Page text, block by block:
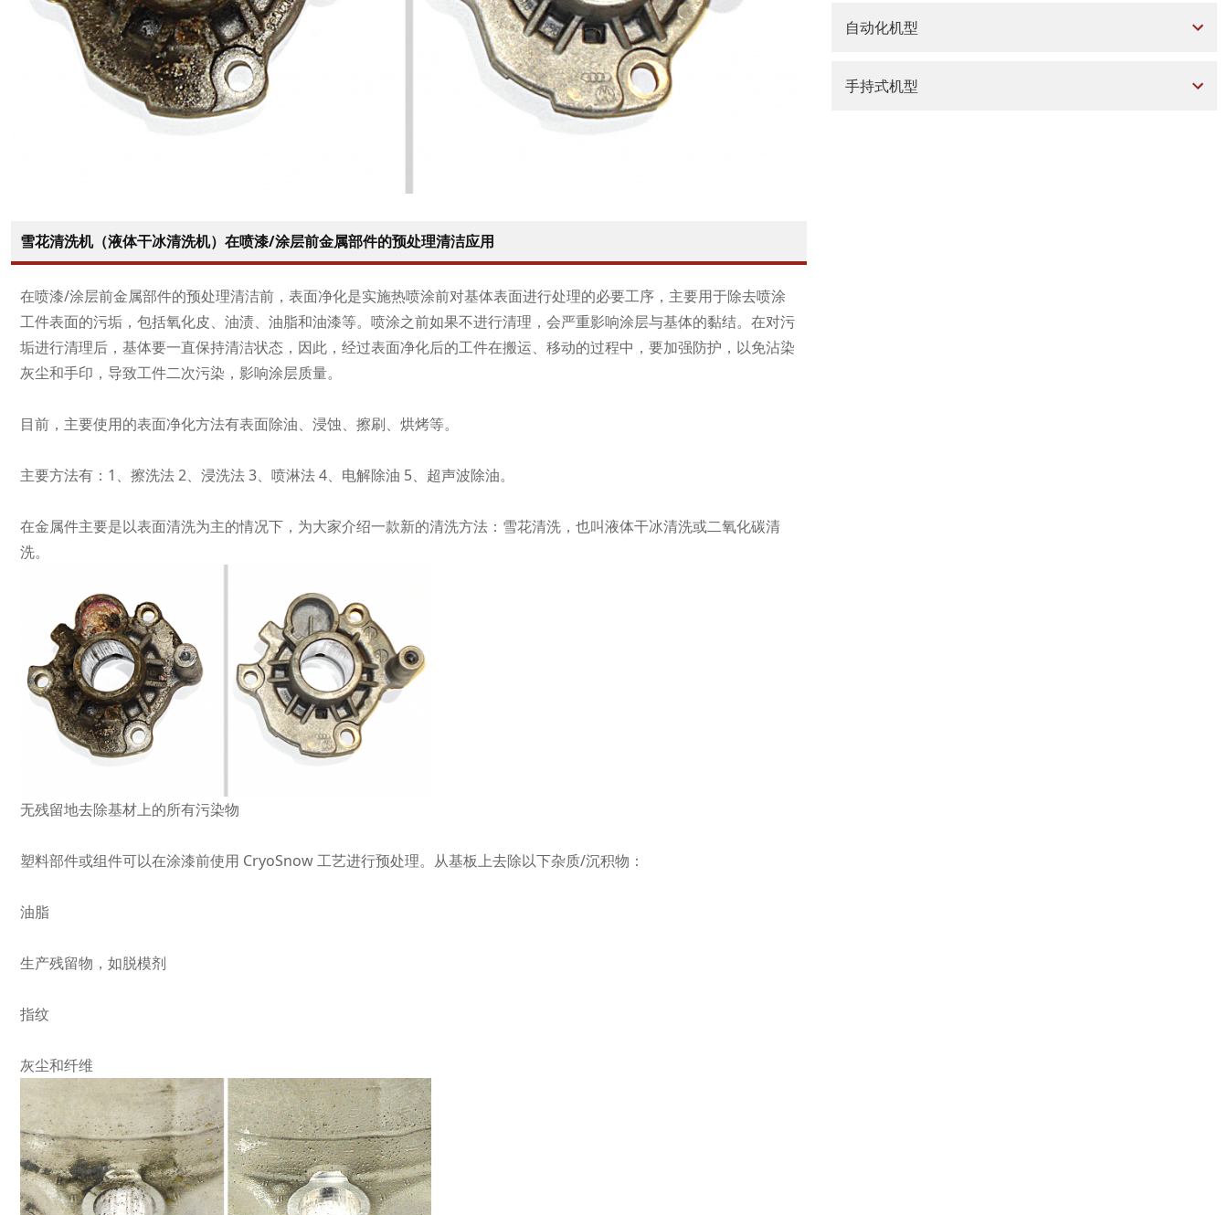
雪花清洗机（液体干冰清洗机）在喷漆/涂层前金属部件的预处理清洁应用
在喷漆/涂层前金属部件的预处理清洁前，表面净化是实施热喷涂前对基体表面进行处理的必要工序，主要用于除去喷涂
工件表面的污垢，包括氧化皮、油渍、油脂和油漆等。喷涂之前如果不进行清理，会严重影响涂层与基体的黏结。在对污
垢进行清理后，基体要一直保持清洁状态，因此，经过表面净化后的工件在搬运、移动的过程中，要加强防护，以免沾染
灰尘和手印，导致工件二次污染，影响涂层质量。
目前，主要使用的表面净化方法有表面除油、浸蚀、擦刷、烘烤等。
主要方法有：1、擦洗法 2、浸洗法 3、喷淋法 4、电解除油 5、超声波除油。
在金属件主要是以表面清洗为主的情况下，为大家介绍一款新的清洗方法：雪花清洗，也叫液体干冰清洗或二氧化碳清
洗。
无残留地去除基材上的所有污染物
塑料部件或组件可以在涂漆前使用 CryoSnow 工艺进行预处理。从基板上去除以下杂质/沉积物：
油脂
生产残留物，如脱模剂
指纹
灰尘和纤维
自动化机型
手持式机型